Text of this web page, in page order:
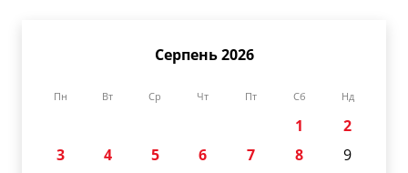
Серпень 2026
Пн Вт Ср Чт Пт Сб Нд
1
2
3
4 5 6 7 8
9